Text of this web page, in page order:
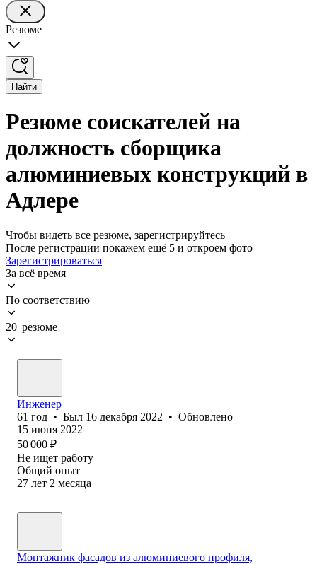
Резюме
Найти
Резюме соискателей на
должность сборщика
алюминиевых конструкций в
Адлере
Чтобы видеть все резюме, зарегистрируйтесь
После регистрации покажем ещё 5 и откроем фото
Зарегистрироваться
За всё время
По соответствию
20 резюме
Инженер
61 год • Был 16 декабря 2022 • Обновлено
15 июня 2022
50 000 ₽
Не ищет работу
Общий опыт
27 лет 2 месяца
Монтажник фасадов из алюминиевого профиля,